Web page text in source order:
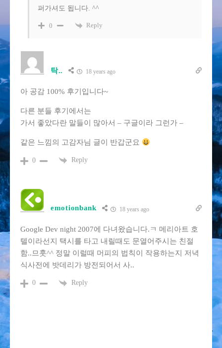
퍼가셔도 됩니다. ^^
0 Reply
탁.. 18 years ago
아 공감 100% 후기입니다~
다른 분들 후기에서는
가서 좋았다란 말들이 많아서 – 구글이라 그런가 –
같은 느낌의 고감자님 글이 반갑군요
0 Reply
emotionbank 18 years ago
Google Dev night 2007에 다녀왔습니다.ㅋ 메리아트 호
텔이라선지 택시를 타고 내릴때도 문열어주시는 친절
함..므훗^^ 정말 이럴때 머피의 법칙이 작용하는지 저녁
식사전에 밧데리가 방전되어서 사..
0 Reply